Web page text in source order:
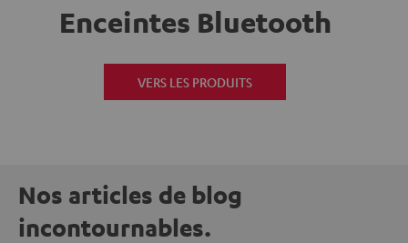
Enceintes Bluetooth
VERS LES PRODUITS
Nos articles de blog
incontournables.